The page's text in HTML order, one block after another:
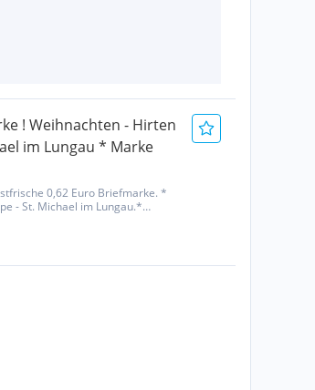
! Weihnachten - Hirten
im Lungau * Marke
0,62 Euro Briefmarke. *
- St. Michael im Lungau.*
Post ! Nach
ich meine Kontodaten !...